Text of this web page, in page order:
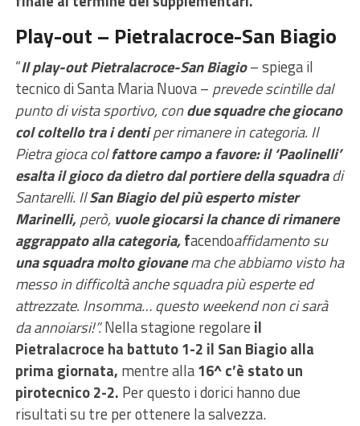
Play-out – Pietralacroce-San Biagio
“Il play-out Pietralacroce-San Biagio– spiega il
tecnico di Santa Maria Nuova – prevede scintille dal
punto di vista sportivo, condue squadre che giocano
col coltello tra i dentiper rimanere in categoria. Il
Pietra gioca colfattore campo a favore: il ‘Paolinelli’
esalta il gioco da dietro dal portiere della squadradi
Santarelli. IlSan Biagio del più esperto mister
Marinelli,però,vuole giocarsi la chance di rimanere
aggrappato alla categoria,facendoaffidamento su
una squadra molto giovanema che abbiamo visto ha
messo in difficoltà anche squadra più esperte ed
attrezzate. Insomma… questo weekend non ci sarà
da annoiarsi!”.Nella stagione regolare il
Pietralacroce ha battuto 1-2 il San Biagio alla
prima giornata, mentre alla16^ c’è stato un
pirotecnico 2-2. Per questo i dorici hanno due
risultati su tre per ottenere la salvezza.